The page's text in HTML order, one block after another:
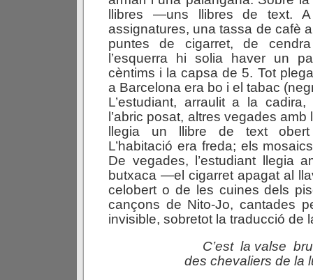
llibres —uns llibres de text.
assignatures, una tassa de cafè
puntes de cigarret, de
l’esquerra hi solia haver un
cèntims i la capsa de 5. Tot
a Barcelona era bo i el tabac
L’estudiant, arraulit a la
l’abric posat, altres vegades amb
llegia un llibre de text
L’habitació era freda; els
De vegades, l’estudiant llegia
butxaca —el cigarret apagat al
celobert o de les cuines dels
cançons de Nito-Jo, cantades
invisible, sobretot la traducció de
C’est la valse
des chevaliers de la